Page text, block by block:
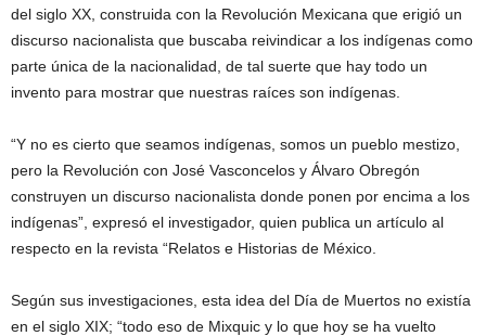
del siglo XX, construida con la Revolución Mexicana que erigió un
discurso nacionalista que buscaba reivindicar a los indígenas como
parte única de la nacionalidad, de tal suerte que hay todo un
invento para mostrar que nuestras raíces son indígenas.
“Y no es cierto que seamos indígenas, somos un pueblo mestizo,
pero la Revolución con José Vasconcelos y Álvaro Obregón
construyen un discurso nacionalista donde ponen por encima a los
indígenas”, expresó el investigador, quien publica un artículo al
respecto en la revista “Relatos e Historias de México.
Según sus investigaciones, esta idea del Día de Muertos no existía
en el siglo XIX; “todo eso de Mixquic y lo que hoy se ha vuelto